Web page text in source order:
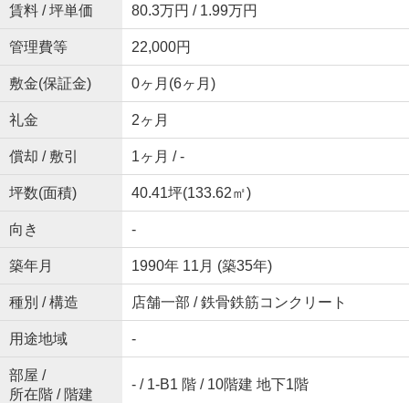
賃料 / 坪単価 80.3万円 / 1.99万円
管理費等 22,000円
敷金(保証金) 0ヶ月(6ヶ月)
礼金 2ヶ月
償却 / 敷引 1ヶ月 / -
坪数(面積) 40.41坪(133.62㎡)
向き -
築年月 1990年 11月 (築35年)
種別 / 構造 店舗一部 / 鉄骨鉄筋コンクリート
用途地域 -
部屋 /
所在階 / 階建
- / 1-B1 階 / 10階建 地下1階